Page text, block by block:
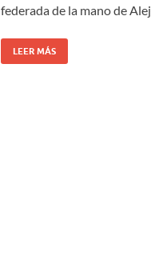
federada de la mano de
LEER MÁS